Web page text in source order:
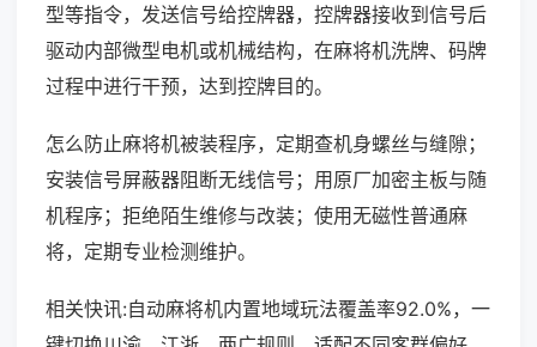
型等指令，发送信号给控牌器，控牌器接收到信号后
驱动内部微型电机或机械结构，在麻将机洗牌、码牌
过程中进行干预，达到控牌目的。
怎么防止麻将机被装程序，定期查机身螺丝与缝隙；
安装信号屏蔽器阻断无线信号；用原厂加密主板与随
机程序；拒绝陌生维修与改装；使用无磁性普通麻
将，定期专业检测维护。
相关快讯:自动麻将机内置地域玩法覆盖率92.0%，一